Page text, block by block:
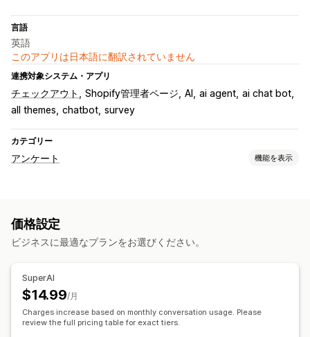
言語
英語
このアプリは日本語に翻訳されていません
連携対象システム・アプリ
チェックアウト Shopify管理者ページ AI ai agent ai chat bot
all themes chatbot survey
カテゴリー
アンケート 機能を表示
ポップアップ
エントリー管理
データのエクスポート
分析 顧客セグメント
価格設定
ビジネスに最適なプランをお選びください。
SuperAI
$14.99/月
Charges increase based on monthly conversation usage. Please
review the full pricing table for exact tiers.